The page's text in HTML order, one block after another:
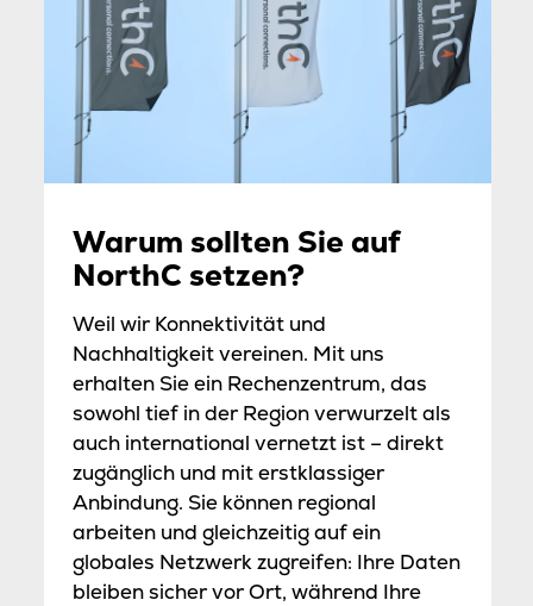
Warum sollten Sie auf
NorthC setzen?
Weil wir Konnektivität und
Nachhaltigkeit vereinen. Mit uns
erhalten Sie ein Rechenzentrum, das
sowohl tief in der Region verwurzelt als
auch international vernetzt ist – direkt
zugänglich und mit erstklassiger
Anbindung. Sie können regional
arbeiten und gleichzeitig auf ein
globales Netzwerk zugreifen: Ihre Daten
bleiben sicher vor Ort, während Ihre